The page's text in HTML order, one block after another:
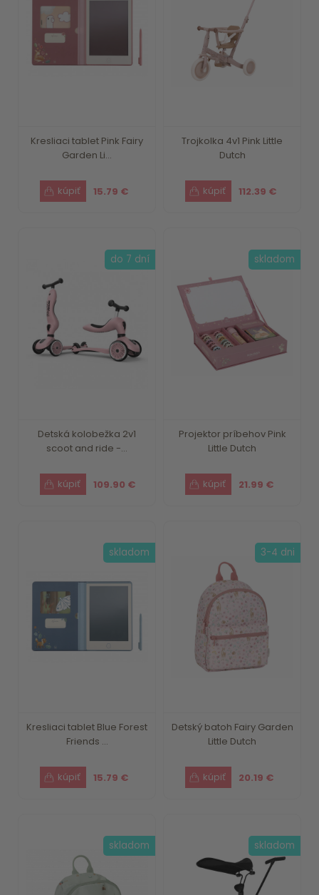
Kresliaci tablet Pink Fairy
Garden Li...
15.79 €
Trojkolka 4v1 Pink Little
Dutch
112.39 €
Detská kolobežka 2v1
scoot and ride -...
109.90 €
do 7 dní
Projektor príbehov Pink
Little Dutch
21.99 €
skladom
Kresliaci tablet Blue Forest
Friends ...
15.79 €
skladom
Detský batoh Fairy Garden
Little Dutch
20.19 €
3-4 dni
skladom skladom